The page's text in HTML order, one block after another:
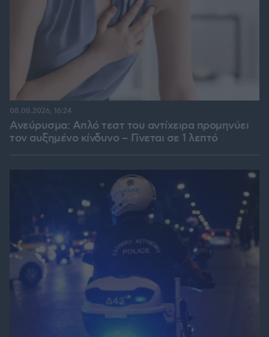
Ανεύρυσμα: Απλό τεστ του αντίχειρα προμηνύει
τον αυξημένο κίνδυνο – Γίνεται σε 1 λεπτό
08.08.2026, 16:24